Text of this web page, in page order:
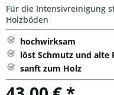
Für die Intensivreinigung
Holzböden
hochwirksam
löst Schmutz und alte
sanft zum Holz